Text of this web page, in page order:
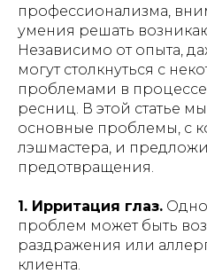
профессионализма,
умения решать
Независимо от опыта,
могут столкнуться с
проблемами в
ресниц. В этой статье
основные проблемы, с
лэшмастера, и
предотвращения.
1. Ирритация глаз.
проблем может быть
раздражения или
клиента.